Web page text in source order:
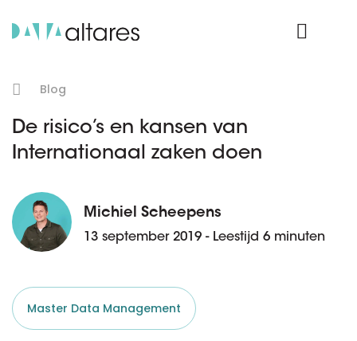
Blog
De risico’s en kansen van
Internationaal zaken doen
Michiel Scheepens
13 september 2019 - Leestijd 6 minuten
Master Data Management